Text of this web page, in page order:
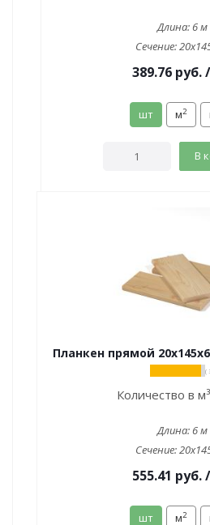
Длина:6 м
Сечение:
389.76 руб.
шт м2
В
Планкен прямой
(
Количество в
Длина:6 м
Сечение:
555.41 руб.
шт м2